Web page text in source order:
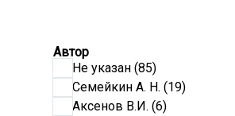
Автор
Не указан (85)
Семейкин А. Н. (19)
Аксенов В.И. (6)